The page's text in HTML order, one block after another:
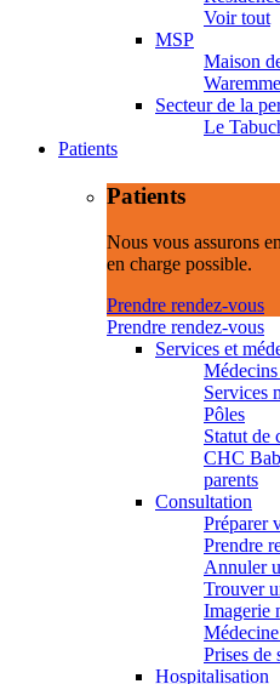
Voir tout
MSP
Maison
Waremme
Secteur de la
Le
Patients
Patients
Nous vous assurons
en charge possible.
Prendre rendez-vous
Prendre rendez-vous
Services et
Médecins
Services
Pôles
Statut de
CHC
parents
Consultation
Préparer
Prendre
Annuler
Trouver
Imagerie
Prises de
Hospitalisation